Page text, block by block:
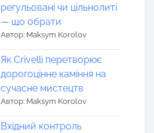
регульовані чи цільнолиті
— що обрати
Автор: Maksym Korolov
Як Crivelli перетворює
дорогоцінне каміння на
сучасне мистецтв
Автор: Maksym Korolov
Вхідний контроль